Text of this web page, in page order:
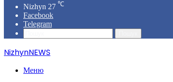
Nizhyn 27 ℃
Facebook
Telegram
NizhynNEWS
Меню